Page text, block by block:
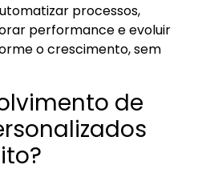
processos,
performance e evoluir
o crescimento, sem
de